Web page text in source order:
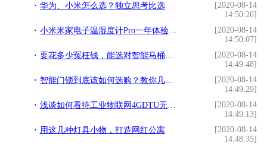
华为、小米怎么选？独立思考比选边站更有意义
[2020-08-14
14:50:26]
小米米家电子温湿度计Pro一年体验小结：室内舒适，帮你感知
[2020-08-14
14:50:07]
要花多少冤枉钱，能选对智能马桶盖？
[2020-08-14
14:49:48]
智能门锁到底该如何选购？教你几招不入坑
[2020-08-14
14:49:29]
浅谈如何看待工业物联网4GDTU无线路由器无人控制化发展
[2020-08-14
14:49:13]
用这几种灯具小物，打造网红公寓
[2020-08-14
14:48:35]